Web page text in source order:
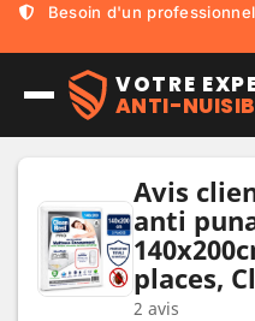
Besoin d'un
Mickaël, 230 000+
VOTRE
ANTI-
Avis
anti
places,
2 avis